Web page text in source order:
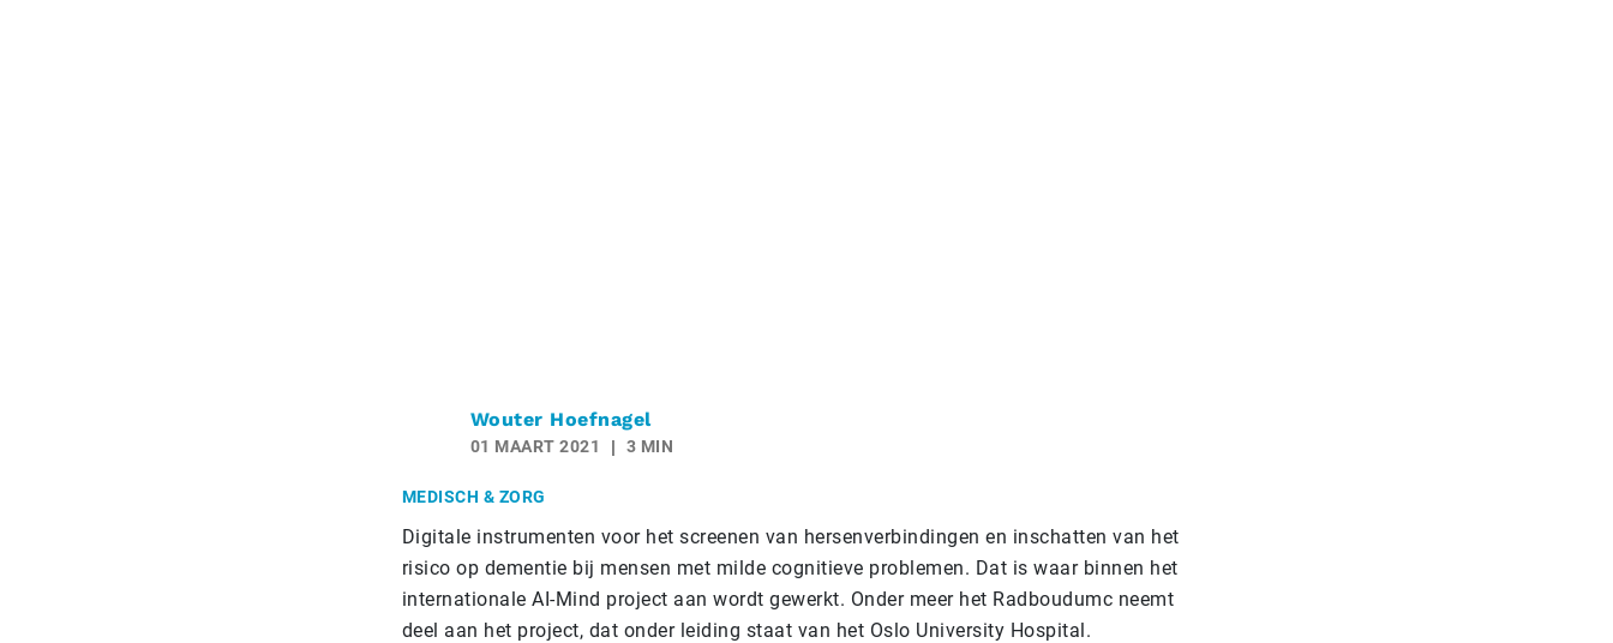
Wouter Hoefnagel
01 MAART 2021 3 MIN
MEDISCH & ZORG
Digitale instrumenten voor het screenen van hersenverbindingen en inschatten van het
risico op dementie bij mensen met milde cognitieve problemen. Dat is waar binnen het
internationale AI-Mind project aan wordt gewerkt. Onder meer het Radboudumc neemt
deel aan het project, dat onder leiding staat van het Oslo University Hospital.